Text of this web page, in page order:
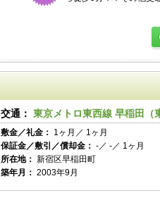
交通： 東京メトロ東西線 早稲田（
敷金／礼金： 1ヶ月／ 1ヶ月
保証金／敷引／償却金： -／ -／ 1ヶ月
所在地： 新宿区早稲田町
築年月： 2003年9月